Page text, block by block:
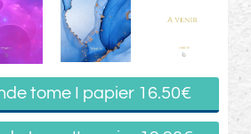
tome I papier 16.50€